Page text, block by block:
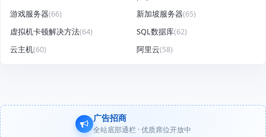
游戏服务器(66) 新加坡服务器(65)
虚拟机卡顿解决方法(64) SQL数据库(62)
云主机(60) 阿里云(58)
广告招商
全站底部通栏 · 优质席位开放中